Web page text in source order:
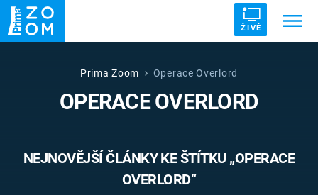
ŽIVĚ
ZRÁDCI UFO DRUHÁ SVĚTOVÁ VÁLKA
VETŘELCI DÁVNOVĚKU
Prima Zoom Operace Overlord
OPERACE OVERLORD
NEJNOVĚJŠÍ ČLÁNKY KE ŠTÍTKU „OPERACE
OVERLORD“